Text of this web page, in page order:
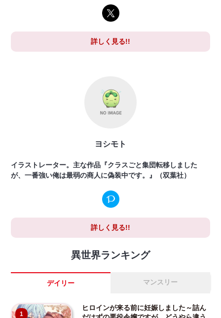
詳しく見る!!
ヨシモト
イラストレーター。主な作品『クラスごと集団転移しました
が、一番強い俺は最弱の商人に偽装中です。』（双葉社）
詳しく見る!!
異世界ランキング
デイリー マンスリー
1
ヒロインが来る前に妊娠しました～詰ん